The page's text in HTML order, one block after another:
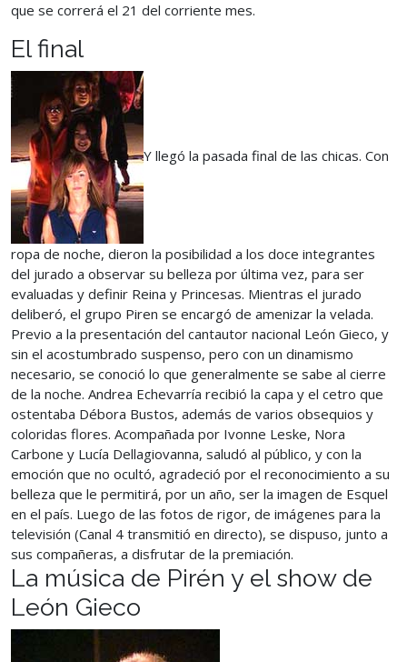
que se correrá el 21 del corriente mes.
El final
Y llegó la pasada final de las chicas. Con
ropa de noche, dieron la posibilidad a los doce integrantes
del jurado a observar su belleza por última vez, para ser
evaluadas y definir Reina y Princesas. Mientras el jurado
deliberó, el grupo Piren se encargó de amenizar la velada.
Previo a la presentación del cantautor nacional León Gieco, y
sin el acostumbrado suspenso, pero con un dinamismo
necesario, se conoció lo que generalmente se sabe al cierre
de la noche. Andrea Echevarría recibió la capa y el cetro que
ostentaba Débora Bustos, además de varios obsequios y
coloridas flores. Acompañada por Ivonne Leske, Nora
Carbone y Lucía Dellagiovanna, saludó al público, y con la
emoción que no ocultó, agradeció por el reconocimiento a su
belleza que le permitirá, por un año, ser la imagen de Esquel
en el país. Luego de las fotos de rigor, de imágenes para la
televisión (Canal 4 transmitió en directo), se dispuso, junto a
sus compañeras, a disfrutar de la premiación.
La música de Pirén y el show de
León Gieco